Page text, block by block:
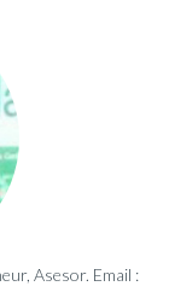
Asesor. Email :